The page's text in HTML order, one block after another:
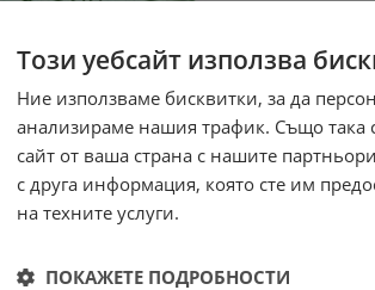
Този уебсайт използва
Ние използваме бисквитки, за да
анализираме нашия трафик. Също така
сайт от ваша страна с нашите
с друга информация, която сте им
на техните услуги.
ПОКАЖЕТЕ ПОДРОБНОСТИ